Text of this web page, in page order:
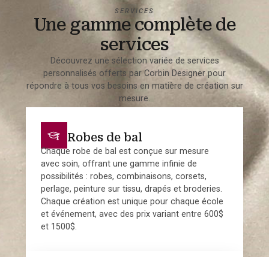
SERVICES
Une gamme complète de
services
Découvrez une sélection variée de services
personnalisés offerts par Corbin Designer pour
répondre à tous vos besoins en matière de création sur
mesure.
Robes de bal
Chaque robe de bal est conçue sur mesure
avec soin, offrant une gamme infinie de
possibilités : robes, combinaisons, corsets,
perlage, peinture sur tissu, drapés et broderies.
Chaque création est unique pour chaque école
et événement, avec des prix variant entre 600$
et 1500$.